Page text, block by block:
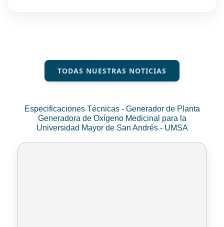
TODAS NUESTRAS NOTICIAS
Especificaciones Técnicas - Generador de Planta
Generadora de Oxígeno Medicinal para la
Universidad Mayor de San Andrés - UMSA